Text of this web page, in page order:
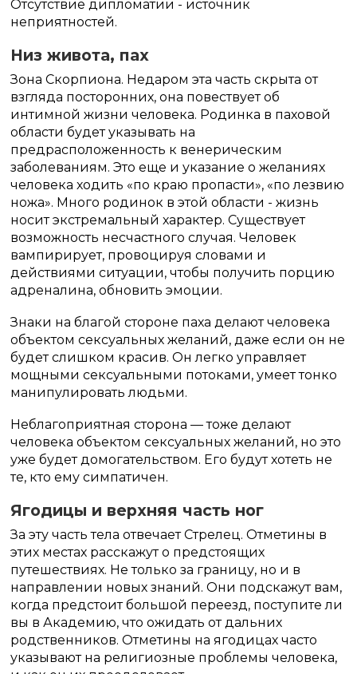
Отсутствие дипломатии - источник
неприятностей.
Низ живота, пах
Зона Скорпиона. Недаром эта часть скрыта от
взгляда посторонних, она повествует об
интимной жизни человека. Родинка в паховой
области будет указывать на
предрасположенность к венерическим
заболеваниям. Это еще и указание о желаниях
человека ходить «по краю пропасти», «по лезвию
ножа». Много родинок в этой области - жизнь
носит экстремальный характер. Существует
возможность несчастного случая. Человек
вампирирует, провоцируя словами и
действиями ситуации, чтобы получить порцию
адреналина, обновить эмоции.
Знаки на благой стороне паха делают человека
объектом сексуальных желаний, даже если он не
будет слишком красив. Он легко управляет
мощными сексуальными потоками, умеет тонко
манипулировать людьми.
Неблагоприятная сторона — тоже делают
человека объектом сексуальных желаний, но это
уже будет домогательством. Его будут хотеть не
те, кто ему симпатичен.
Ягодицы и верхняя часть ног
За эту часть тела отвечает Стрелец. Отметины в
этих местах расскажут о предстоящих
путешествиях. Не только за границу, но и в
направлении новых знаний. Они подскажут вам,
когда предстоит большой переезд, поступите ли
вы в Академию, что ожидать от дальних
родственников. Отметины на ягодицах часто
указывают на религиозные проблемы человека,